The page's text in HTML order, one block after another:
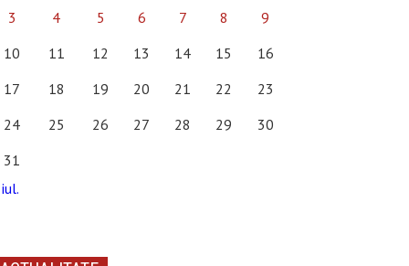
3
4 5 6 7 8
9
10
11 12 13 14 15
16
17
18 19 20 21 22
23
24
25 26 27 28 29
30
31